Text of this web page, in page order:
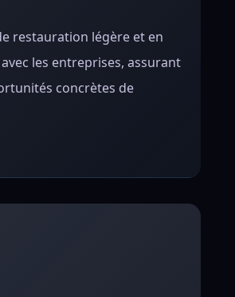
restauration légère et en
les entreprises, assurant
concrètes de